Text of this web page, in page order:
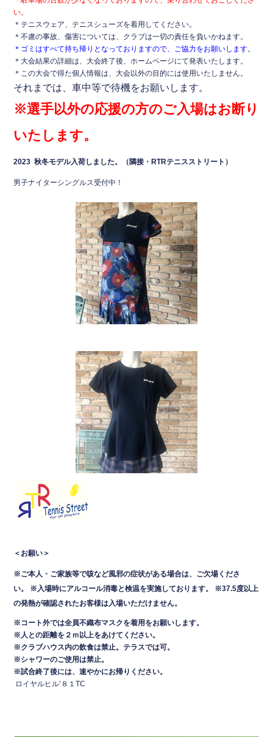
い。
＊テニスウェア、テニスシューズを着用してください。
＊不慮の事故、傷害については、クラブは一切の責任を負いかねます。
＊ゴミはすべて持ち帰りとなっておりますので、ご協力をお願いします。
＊大会結果の詳細は、大会終了後、ホームページにて発表いたします。
＊この大会で得た個人情報は、大会以外の目的には使用いたしません。
それまでは、車中等で待機をお願いします。
※選手以外の応援の方のご入場はお断り
いたします。
2023 秋冬モデル入荷しました。（隣接・RTRテニスストリート）
男子ナイターシングルス受付中！
＜お願い＞
※ご本人・ご家族等で咳など風邪の症状がある場合は、ご欠場くださ
い。
※入場時にアルコール消毒と検温を実施しております。
※37.5度以上
の発熱が確認されたお客様は入場いただけません。
※コート外では全員不織布マスクを着用をお願いします。
※人との距離を２ｍ以上をあけてください。
※クラブハウス内の飲食は禁止。テラスでは可。
※シャワーのご使用は禁止。
※試合終了後には、速やかにお帰りください。
ロイヤルヒル’８１TC